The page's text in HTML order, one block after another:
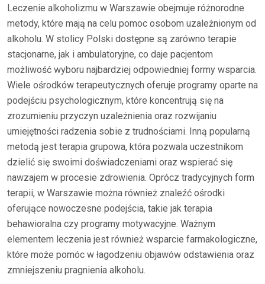
Leczenie alkoholizmu w Warszawie obejmuje różnorodne
metody, które mają na celu pomoc osobom uzależnionym od
alkoholu. W stolicy Polski dostępne są zarówno terapie
stacjonarne, jak i ambulatoryjne, co daje pacjentom
możliwość wyboru najbardziej odpowiedniej formy wsparcia.
Wiele ośrodków terapeutycznych oferuje programy oparte na
podejściu psychologicznym, które koncentrują się na
zrozumieniu przyczyn uzależnienia oraz rozwijaniu
umiejętności radzenia sobie z trudnościami. Inną popularną
metodą jest terapia grupowa, która pozwala uczestnikom
dzielić się swoimi doświadczeniami oraz wspierać się
nawzajem w procesie zdrowienia. Oprócz tradycyjnych form
terapii, w Warszawie można również znaleźć ośrodki
oferujące nowoczesne podejścia, takie jak terapia
behawioralna czy programy motywacyjne. Ważnym
elementem leczenia jest również wsparcie farmakologiczne,
które może pomóc w łagodzeniu objawów odstawienia oraz
zmniejszeniu pragnienia alkoholu.